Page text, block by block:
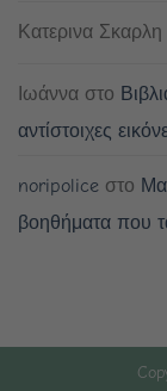
Κατερινα Σκαρλη
Ιωάννα στο
αντίστοιχες
noripolice στο
βοηθήματα που